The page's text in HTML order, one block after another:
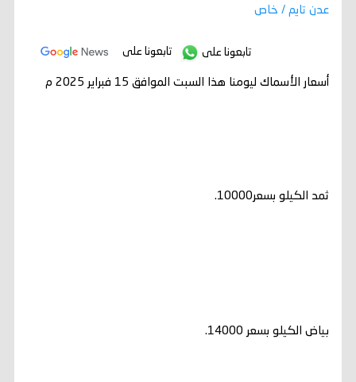
عدن تايم / خاص
تابعونا على تابعونا على
أسعار الأسماك ليومنا هذا السبت الموافق 15 فبراير 2025 م
ثمد الكيلو بسعر10000.
بياض الكيلو بسعر 14000.